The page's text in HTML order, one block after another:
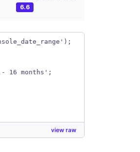
6.6
16 months';
view raw